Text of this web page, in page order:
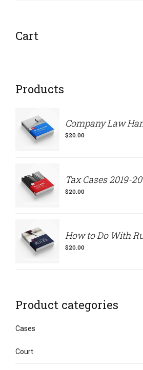
Cart
Products
Company Law
$20.00
Tax Cases 2019-
$20.00
How to Do With
$20.00
Product categories
Cases
Court